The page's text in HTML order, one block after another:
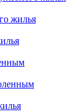
жилья